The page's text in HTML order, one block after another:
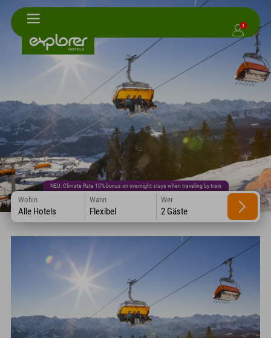
1
NEU: Climate Rate 10% bonus on overnight stays when traveling by train
Wohin
Alle Hotels
Wann
Flexibel
Wer
2 Gäste